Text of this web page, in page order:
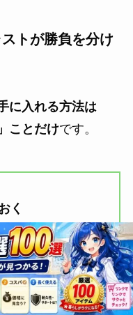
トが勝負を分け
に入れる方法は
ことだけです。
く
しておく
インから決済ま